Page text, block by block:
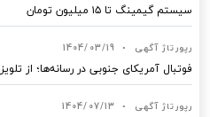
سیستم گیمینگ تا ۱۵ میلیون تومان
رپورتاژ آگهی •
1404/03/19
فوتبال آمریکای جنوبی در رسانه‌ها؛ از
رپورتاژ آگهی •
1404/07/13